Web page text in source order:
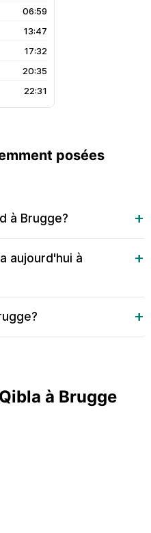
06:59
13:47
17:32
20:35
22:31
posées
à Brugge?
aujourd'hui à
à Brugge